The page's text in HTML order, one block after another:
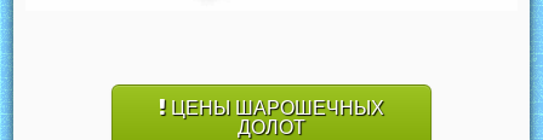
ЦЕНЫ ШАРОШЕЧНЫХ
ДОЛОТ